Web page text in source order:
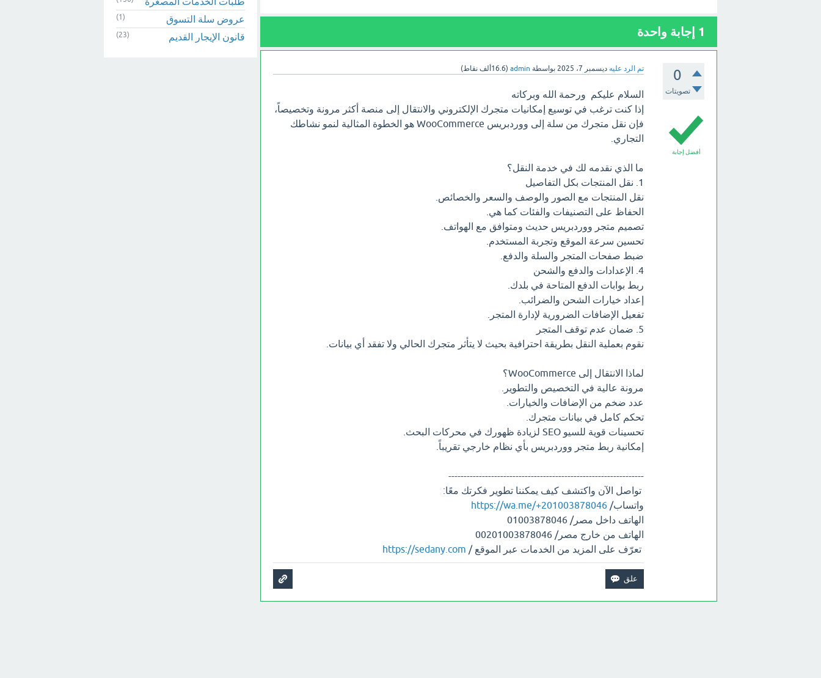
1 إجابة واحدة
0
تصويتات
تم الرد عليه ديسمبر 7، 2025 بواسطة admin
(16.6ألف نقاط)
أفضل إجابة
السلام عليكم ورحمة الله وبركاته
إذا كنت ترغب في توسيع إمكانيات متجرك الإلكتروني والانتقال إلى منصة أكثر مرونة وتخصيصاً،
فإن نقل متجرك من سلة إلى ووردبريس WooCommerce هو الخطوة المثالية لنمو نشاطك
التجاري.
ما الذي نقدمه لك في خدمة النقل؟
1. نقل المنتجات بكل التفاصيل
نقل المنتجات مع الصور والوصف والسعر والخصائص.
الحفاظ على التصنيفات والفئات كما هي.
تصميم متجر ووردبريس حديث ومتوافق مع الهواتف.
تحسين سرعة الموقع وتجربة المستخدم.
ضبط صفحات المتجر والسلة والدفع.
4. الإعدادات والدفع والشحن
ربط بوابات الدفع المتاحة في بلدك.
إعداد خيارات الشحن والضرائب.
تفعيل الإضافات الضرورية لإدارة المتجر.
5. ضمان عدم توقف المتجر
نقوم بعملية النقل بطريقة احترافية بحيث لا يتأثر متجرك الحالي ولا تفقد أي بيانات.
لماذا الانتقال إلى WooCommerce؟
مرونة عالية في التخصيص والتطوير.
عدد ضخم من الإضافات والخيارات.
تحكم كامل في بيانات متجرك.
تحسينات قوية للسيو SEO لزيادة ظهورك في محركات البحث.
إمكانية ربط متجر ووردبريس بأي نظام خارجي تقريباً.
----------------------------------------------------------------
تواصل الآن واكتشف كيف يمكننا تطوير فكرتك معًا:
واتساب/ https://wa.me/+201003878046
الهاتف داخل مصر/ 01003878046
الهاتف من خارج مصر/ 00201003878046
تعرّف على المزيد من الخدمات عبر الموقع / https://sedany.com
عروض سلة التسوق (1)
قانون الإيجار القديم (23)